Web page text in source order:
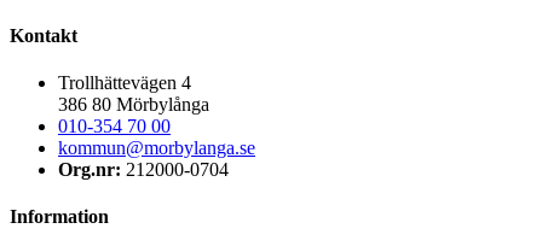
Kontakt
Trollhättevägen 4
386 80 Mörbylånga
010-354 70 00
kommun@morbylanga.se
Org.nr: 212000-0704
Information